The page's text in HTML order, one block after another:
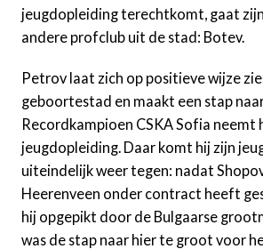
jeugdopleiding terechtkomt, gaat
andere profclub uit de stad: Botev.
Petrov laat zich op positieve wijze
geboortestad en maakt een stap
Recordkampioen CSKA Sofia neemt
jeugdopleiding. Daar komt hij zijn
uiteindelijk weer tegen: nadat
Heerenveen onder contract heeft
hij opgepikt door de Bulgaarse
was de stap naar hier te groot voor